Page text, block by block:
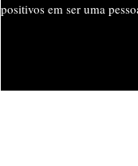
positivos em ser uma